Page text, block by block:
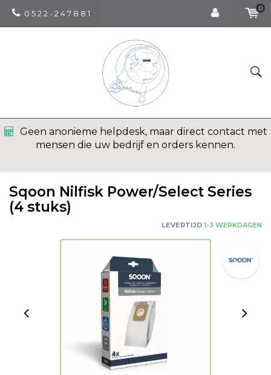
0 5 2 2 - 2 4 7 8 8 1
0
Geen anonieme helpdesk, maar direct contact met
mensen die uw bedrijf en orders kennen.
Sqoon Nilfisk Power/Select Series
(4 stuks)
LEVERTIJD 1-3 WERKDAGEN